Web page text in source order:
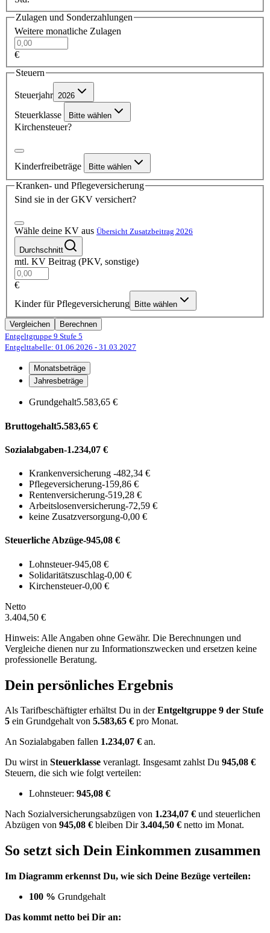
Zulagen und Sonderzahlungen
Weitere monatliche Zulagen
€
Steuern
Steuerjahr 2026
Steuerklasse Bitte wählen
Kirchensteuer?
Kinderfreibeträge Bitte wählen
Kranken- und Pflegeversicherung
Sind sie in der GKV versichert?
Wähle deine KV aus Übersicht Zusatzbeitrag 2026
Durchschnitt
mtl. KV Beitrag (PKV, sonstige)
€
Kinder für Pflegeversicherung
Bitte wählen
Vergleichen
Berechnen
Entgeltgruppe 9 Stufe 5
Entgelttabelle: 01.06.2026 - 31.03.2027
Monatsbeträge
Jahresbeträge
Grundgehalt5.583,65 €
Bruttogehalt5.583,65 €
Sozialabgaben-1.234,07 €
Krankenversicherung -482,34 €
Pflegeversicherung-159,86 €
Rentenversicherung-519,28 €
Arbeitslosenversicherung-72,59 €
keine Zusatzversorgung-0,00 €
Steuerliche Abzüge-945,08 €
Lohnsteuer-945,08 €
Solidaritätszuschlag-0,00 €
Kirchensteuer-0,00 €
Netto
3.404,50 €
Hinweis: Alle Angaben ohne Gewähr. Die Berechnungen und
Vergleiche dienen nur zu Informationszwecken und ersetzen keine
professionelle Beratung.
Dein persönliches Ergebnis
Als Tarifbeschäftigter erhältst Du in derEntgeltgruppe 9 der Stufe
5 ein Grundgehalt von 5.583,65 € pro Monat.
An Sozialabgaben fallen 1.234,07 € an.
Du wirst in Steuerklasse veranlagt. Insgesamt zahlst Du 945,08 €
Steuern, die sich wie folgt verteilen:
Lohnsteuer: 945,08 €
Nach Sozialversicherungsabzügen von 1.234,07 € und steuerlichen
Abzügen von 945,08 € bleiben Dir3.404,50 € netto im Monat.
So setzt sich Dein Einkommen zusammen
Im Diagramm erkennst Du, wie sich Deine Bezüge verteilen:
100 % Grundgehalt
Das kommt netto bei Dir an: